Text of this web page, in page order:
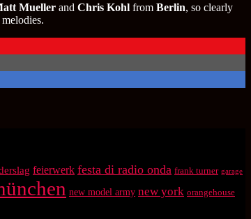
Mueller and Chris Kohl from Berlin, so clearly
feierwerk festa di radio onda frank turner garage
new model army new york orangehouse